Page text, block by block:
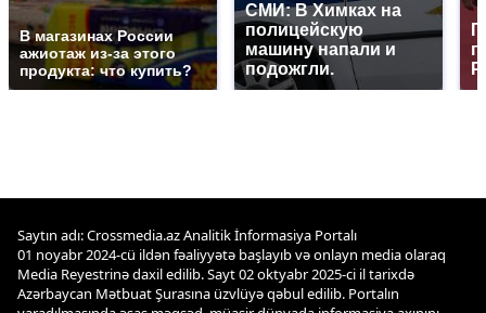
В магазинах России
ажиотаж из-за этого
продукта: что купить?
СМИ: В Химках на
полицейскую
машину напали и
подожгли.
Saytın adı: Crossmedia.az Analitik İnformasiya Portalı
01 noyabr 2024-cü ildən fəaliyyətə başlayıb və onlayn media olaraq
Media Reyestrinə daxil edilib. Sayt 02 oktyabr 2025-ci il tarixdə
Azərbaycan Mətbuat Şurasına üzvlüyə qəbul edilib. Portalın